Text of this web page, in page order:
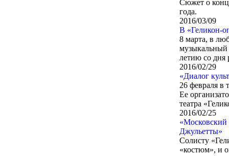
Сюжет о
года.
2016/03/09
В «Геликон-
8 марта, в
летию со дня
2016/02/29
«Диалог
26 февраля в
Ее
театра
2016/02/25
«Московский
Джульетты»
Солисту
«костюм», и